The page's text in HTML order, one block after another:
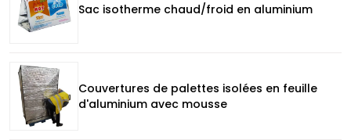
Sac isotherme chaud/froid en aluminium
Couvertures de palettes isolées en feuille
d'aluminium avec mousse